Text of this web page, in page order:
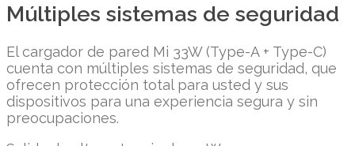
Múltiples sistemas de seguridad
El cargador de pared Mi 33W (Type-A + Type-C)
cuenta con múltiples sistemas de seguridad, que
ofrecen protección total para usted y sus
dispositivos para una experiencia segura y sin
preocupaciones.